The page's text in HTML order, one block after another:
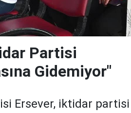
Partisi
Gidemiyor"
Ersever, iktidar partisi